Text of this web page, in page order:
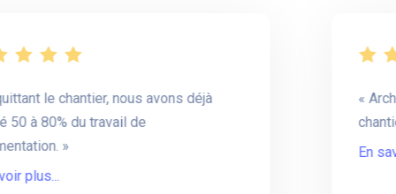
le chantier, nous avons déjà
du travail de
chantier.
En savoir